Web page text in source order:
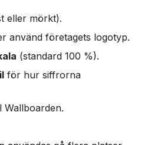
eller mörkt).
använd företagets logotyp.
(standard 100 %).
för hur siffrorna
Wallboarden.